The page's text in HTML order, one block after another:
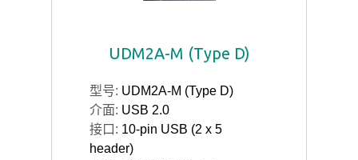
UDM2A-M (Type D)
型号: UDM2A-M (Type D)
介面: USB 2.0
接口: 10-pin USB (2 x 5
header)